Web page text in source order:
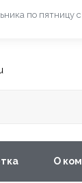
по пятницу
О